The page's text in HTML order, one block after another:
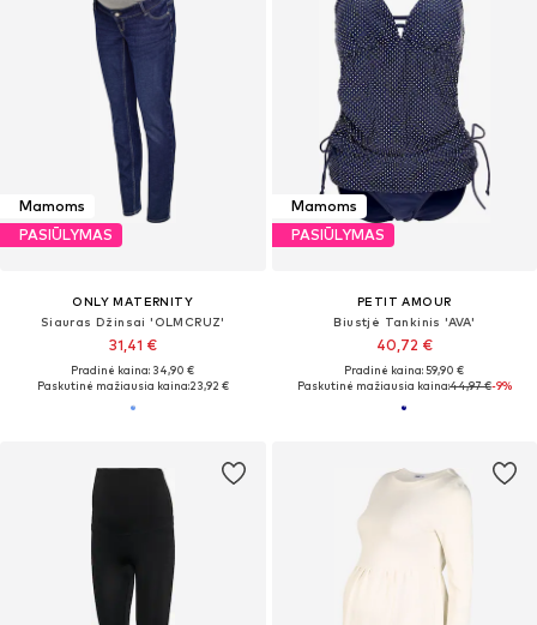
Mamoms
PASIŪLYMAS
ONLY MATERNITY
Siauras Džinsai 'OLMCRUZ'
31,41 €
Pradinė kaina: 34,90 €
Paskutinė mažiausia kaina:23,92 €
Mamoms
PASIŪLYMAS
PETIT AMOUR
Biustjė Tankinis 'AVA'
40,72 €
Pradinė kaina: 59,90 €
Paskutinė mažiausia kaina:44,97 €-9%